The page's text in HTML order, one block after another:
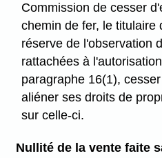
Commission de cesser
chemin de fer, le titulaire
réserve de l'observation
rattachées à
paragraphe 16(1),
aliéner ses droits de
sur celle-ci.
Nullité de la vente faite